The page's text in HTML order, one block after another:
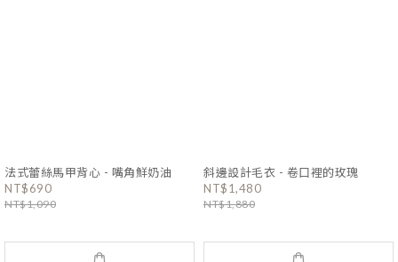
法式蕾絲馬甲背心 - 嘴角鮮奶油
NT$690
NT$1,090
斜邊設計毛衣 - 卷口裡的玫瑰
NT$1,480
NT$1,880